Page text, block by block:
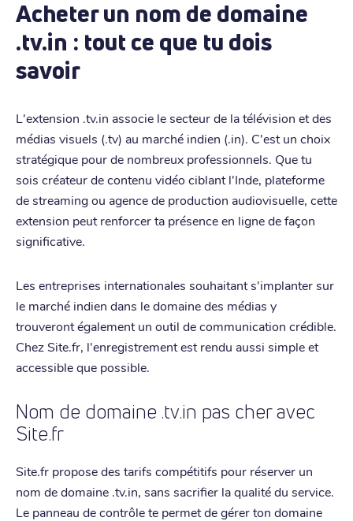
Acheter un nom de domaine
.tv.in : tout ce que tu dois
savoir
L'extension .tv.in associe le secteur de la télévision et des
médias visuels (.tv) au marché indien (.in). C'est un choix
stratégique pour de nombreux professionnels. Que tu
sois créateur de contenu vidéo ciblant l'Inde, plateforme
de streaming ou agence de production audiovisuelle, cette
extension peut renforcer ta présence en ligne de façon
significative.
Les entreprises internationales souhaitant s'implanter sur
le marché indien dans le domaine des médias y
trouveront également un outil de communication crédible.
Chez Site.fr, l'enregistrement est rendu aussi simple et
accessible que possible.
Nom de domaine .tv.in pas cher avec
Site.fr
Site.fr propose des tarifs compétitifs pour réserver un
nom de domaine .tv.in, sans sacrifier la qualité du service.
Le panneau de contrôle te permet de gérer ton domaine